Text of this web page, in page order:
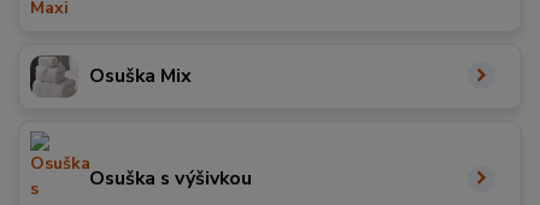
Osuška Mix
Osuška s výšivkou